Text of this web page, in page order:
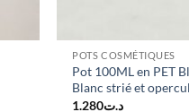
POTS COSMÉTIQUES
Pot 100ML en PET
Blanc strié et
د.ت1.280